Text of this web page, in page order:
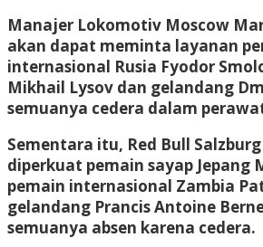
Manajer Lokomotiv Moscow
akan dapat meminta layanan
internasional Rusia Fyodor
Mikhail Lysov dan gelandang
semuanya cedera dalam
Sementara itu, Red Bull
diperkuat pemain sayap Jepang
pemain internasional Zambia
gelandang Prancis Antoine
semuanya absen karena cedera.